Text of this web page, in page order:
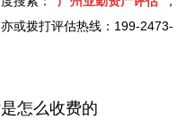
或拨打评估热线：199-2473-
怎么收费的